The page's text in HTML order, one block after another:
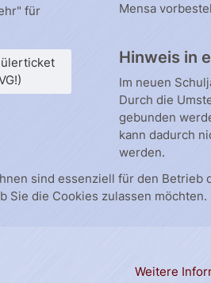
für
Mensa
Hinweis in
Im neuen
Durch die
gebunden
kann dadurch
werden.
sind essenziell für den
Sie die Cookies zulassen
Weitere